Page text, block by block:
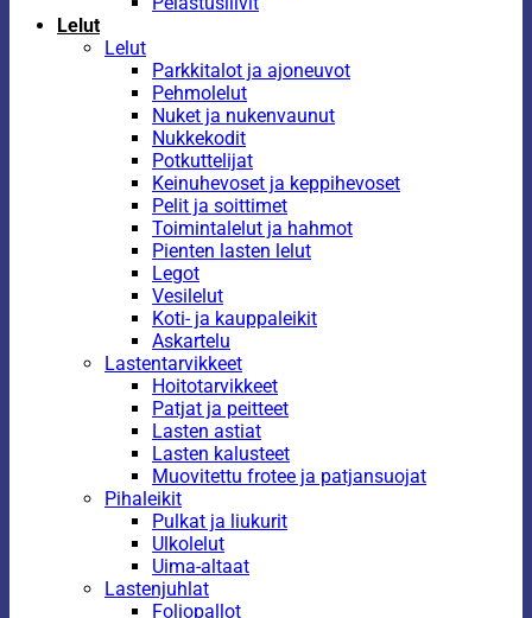
Lelut
Lelut
Parkkitalot ja ajoneuvot
Pehmolelut
Nuket ja nukenvaunut
Nukkekodit
Potkuttelijat
Keinuhevoset ja keppihevoset
Pelit ja soittimet
Toimintalelut ja hahmot
Pienten lasten lelut
Legot
Vesilelut
Koti- ja kauppaleikit
Askartelu
Lastentarvikkeet
Hoitotarvikkeet
Patjat ja peitteet
Lasten astiat
Lasten kalusteet
Muovitettu frotee ja patjansuojat
Pihaleikit
Pulkat ja liukurit
Ulkolelut
Uima-altaat
Lastenjuhlat
Foliopallot